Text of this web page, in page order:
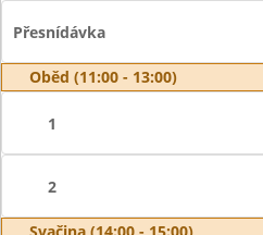
Přesnídávka
Oběd (11:00 - 13:00)
1
2